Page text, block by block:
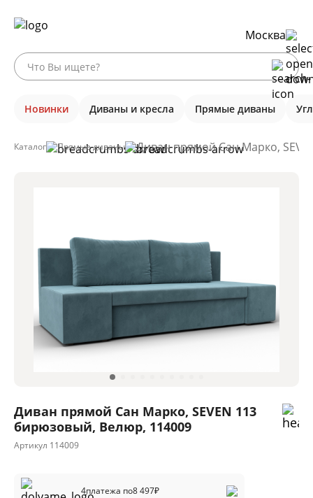
Москва
Новинки Диваны и кресла Прямые диваны
Каталог Прямые диваны Диван прямой Сан Марко,
Диван прямой Сан Марко, SEVEN 113
бирюзовый, Велюр, 114009
Артикул 114009
4платежа по8 497₽